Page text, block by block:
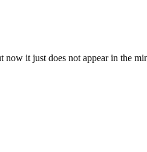
it just does not appear in the